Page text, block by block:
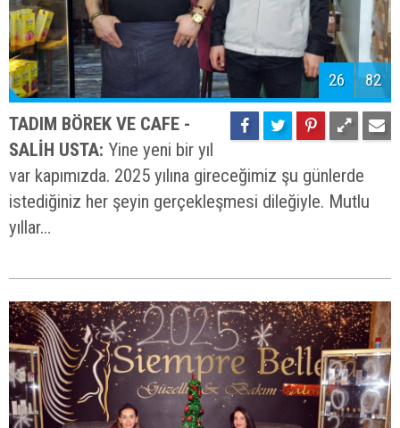
26 82
TADIM BÖREK VE CAFE -
SALİH USTA: Yine yeni bir yıl
var kapımızda. 2025 yılına gireceğimiz şu günlerde
istediğiniz her şeyin gerçekleşmesi dileğiyle. Mutlu
yıllar…